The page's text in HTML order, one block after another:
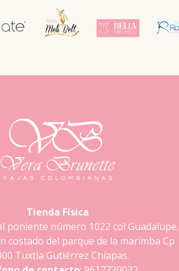
Tienda Física
poniente número 1022 col Guadalupe,
costado del parque de la marimba Cp
Tuxtla Gutiérrez Chiapas.